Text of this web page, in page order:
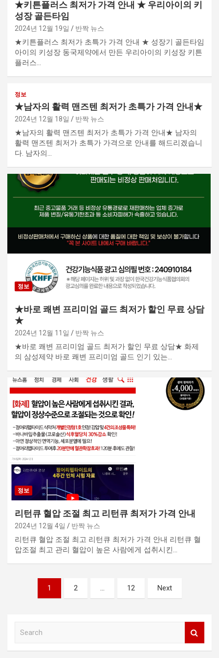
★키튼플러스 최저가 가격 안내 ★ 우리아이의 키
성장 골든타임
2024년 12월 19일 반짝 뉴스
★키튼플러스 최저가 초특가 가격 안내 ★ 성장기 골든타임
아이의 키성장 동국제약에서 만든 우리아이의 키성장 키튼
플러스…
정보
★남자의 활력 맨즈텐 최저가 초특가 가격 안내★
2024년 12월 18일 반짝 뉴스
★남자의 활력 맨즈텐 최저가 초특가 가격 안내★ 남자의
활력 맨즈텐 최저가 초특가 가격으로 안내를 해드리겠습니
다. 남자의…
정보
★바로 쾌변 프리미엄 골드 최저가 할인 무료 상담
★
2024년 12월 11일 반짝 뉴스
★바로 쾌변 프리미엄 골드 최저가 할인 무료 상담★ 화제
의 삼성제약 바로 쾌변 프리미엄 골드 인기 있는…
정보
리턴큐 혈압 조절 최고 리턴큐 최저가 가격 안내
2024년 12월 4일 반짝 뉴스
리턴큐 혈압 조절 최고 리턴큐 최저가 가격 안내 리턴큐 혈
압조절 최고 관리 혈압이 높은 사람에게 섭취시킨…
이
1 2 … 12 Next